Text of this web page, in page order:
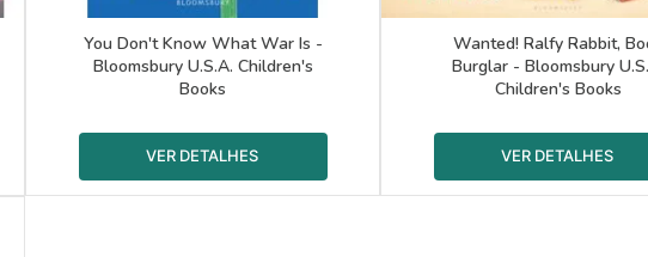
You Don't Know What War Is -
Bloomsbury U.S.A. Children's
Books
Wanted! Ralfy Rabbit,
Burglar - Bloomsbury
Children's Books